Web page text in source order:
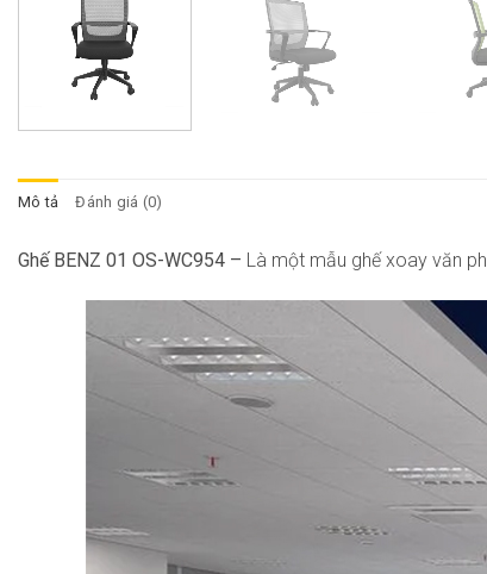
Mô tả Đánh giá (0)
Ghế BENZ 01 OS-WC954 – Là một mẫu ghế xoay văn